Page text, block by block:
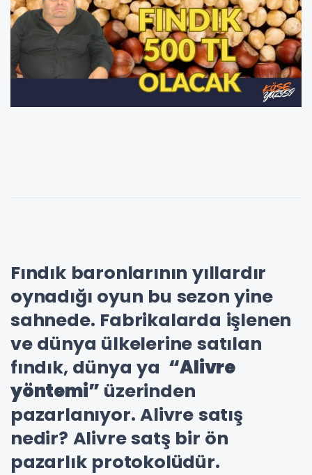
Fındık baronlarının yıllardır
oynadığı oyun bu sezon yine
sahnede. Fabrikalarda işlenen
ve dünya ülkelerine satılan
fındık, dünya ya “Alivre
yöntemi” üzerinden
pazarlanıyor. Alivre satış
nedir? Alivre satş bir ön
pazarlık protokolüdür.